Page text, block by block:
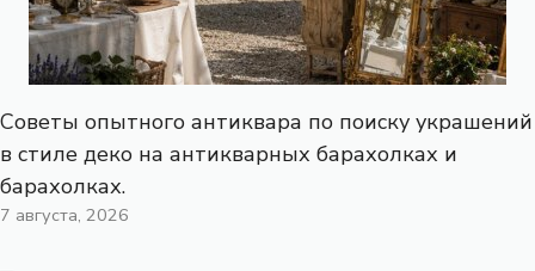
Советы опытного антиквара по поиску украшений
в стиле деко на антикварных барахолках и
барахолках.
7 августа, 2026